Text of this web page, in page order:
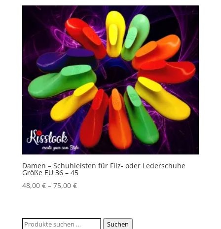
Damen – Schuhleisten für Filz- oder Lederschuhe
Größe EU 36 – 45
48,00 €– 75,00 €
Suchen
Suchen